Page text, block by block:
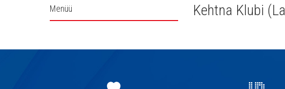
Külgpaani
Menüü Kehtna Klubi